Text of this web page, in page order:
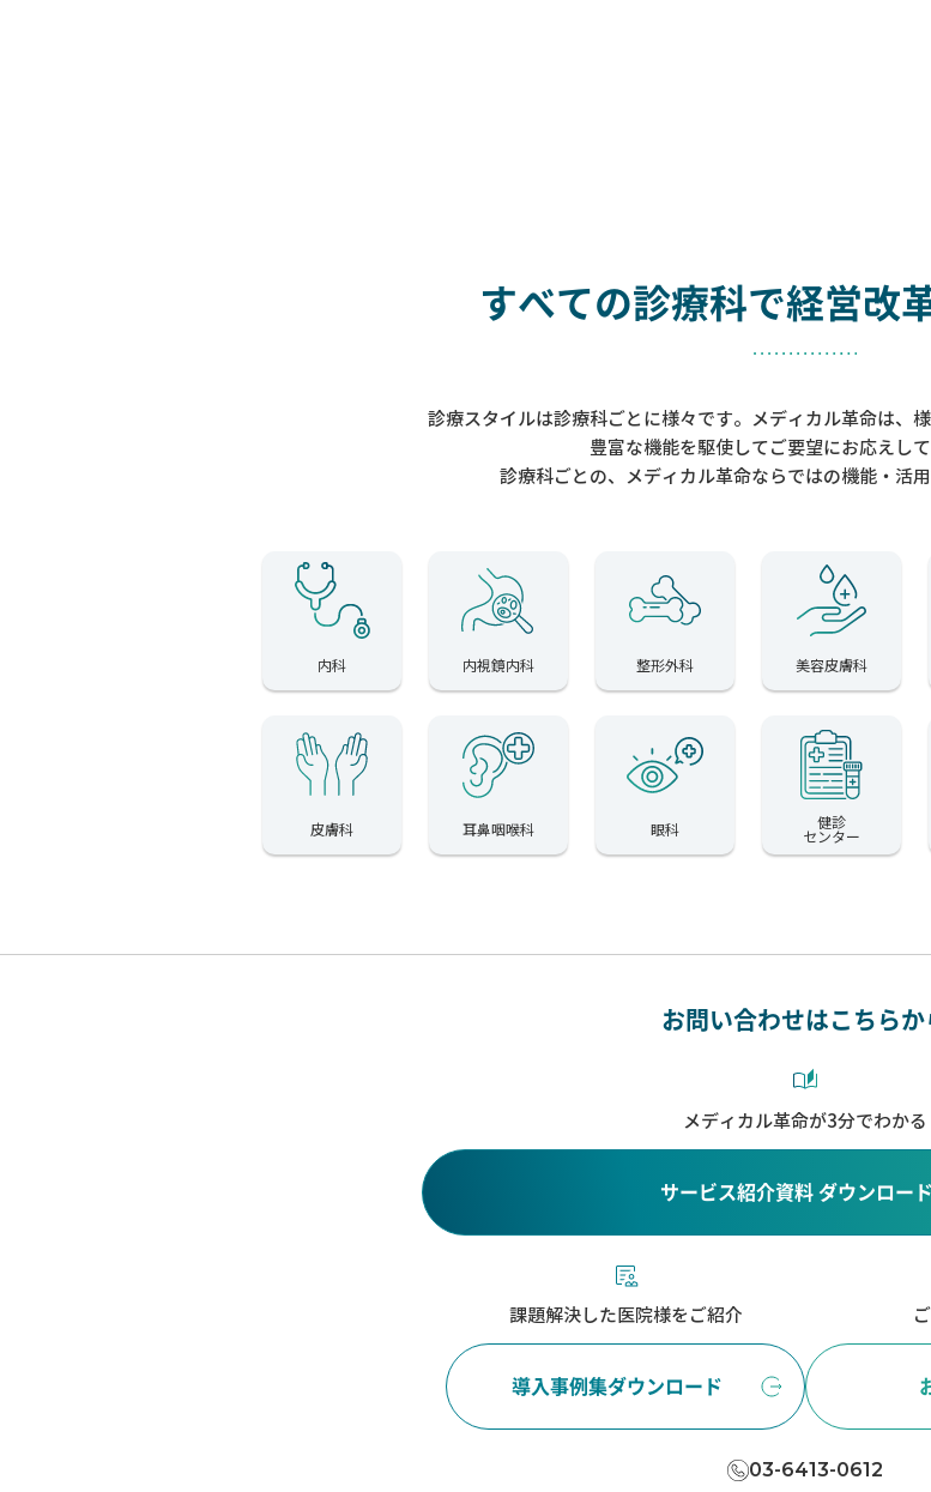
すべての診療科で経営改
診療スタイルは診療科ごとに様々です。メディカル革命は、
豊富な機能を駆使してご要望にお応えして
診療科ごとの、メディカル革命ならではの機能・活
内科 内視鏡内科 整形外科 美容皮膚科
皮膚科 耳鼻咽喉科 眼科 健診
センター
お問い合わせはこちらか
メディカル革命が3分でわかる
サービス紹介資料 ダウンロード
課題解決した医院様をご紹介
導入事例集ダウンロード
03-6413-0612